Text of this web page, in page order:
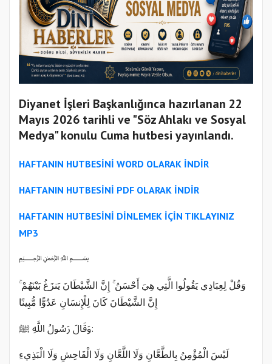
Diyanet İşleri Başkanlığınca hazırlanan 22
Mayıs 2026 tarihli ve "Söz Ahlakı ve Sosyal
Medya" konulu Cuma hutbesi yayınlandı.
HAFTANIN HUTBESİNİ WORD OLARAK İNDİR
HAFTANIN HUTBESİNİ PDF OLARAK İNDİR
HAFTANIN HUTBESİNİ DİNLEMEK İÇİN TIKLAYINIZ
MP3
﷽
وَقُلْ لِعِبَادِي يَقُولُوا الَّتِي هِيَ أَحْسَنُ ۚ إِنَّ الشَّيْطَانَ يَنزَغُ بَيْنَهُمْ ۚ
إِنَّ الشَّيْطَانَ كَانَ لِلْإِنسَانِ عَدُوًّا مُّبِينًا
وَقَالَ رَسُولُ اللَّهِ ﷺ:
لَيْسَ الْمُؤْمِنُ بِالطَّعَّانِ وَلَا اللَّعَّانِ وَلَا الْفَاحِشِ وَلَا الْبَذِيءِ